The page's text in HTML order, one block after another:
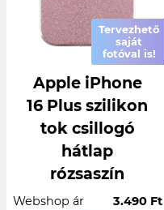
Tervezhető
saját
fotóval is!
Apple iPhone
16 Plus szilikon
tok csillogó
hátlap
rózsaszín
Webshop ár
3.490 Ft